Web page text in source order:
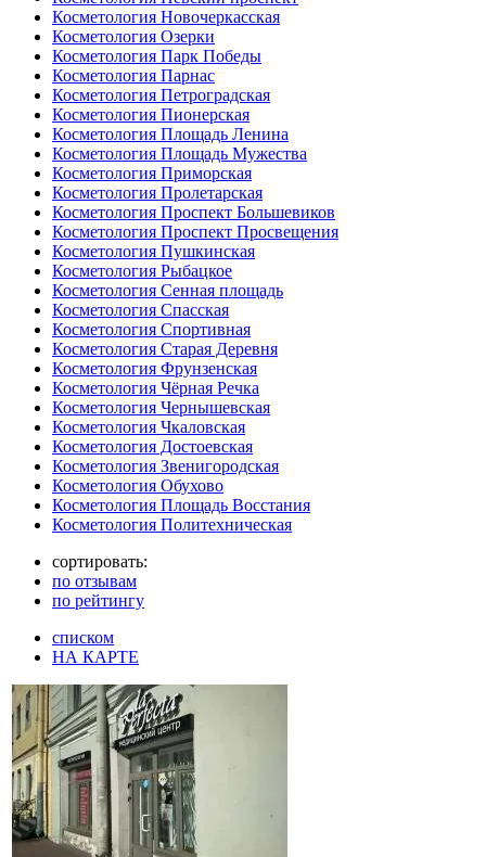
Косметология Новочеркасская
Косметология Озерки
Косметология Парк Победы
Косметология Парнас
Косметология Петроградская
Косметология Пионерская
Косметология Площадь Ленина
Косметология Площадь Мужества
Косметология Приморская
Косметология Пролетарская
Косметология Проспект Большевиков
Косметология Проспект Просвещения
Косметология Пушкинская
Косметология Рыбацкое
Косметология Сенная площадь
Косметология Спасская
Косметология Спортивная
Косметология Старая Деревня
Косметология Фрунзенская
Косметология Чёрная Речка
Косметология Чернышевская
Косметология Чкаловская
Косметология Достоевская
Косметология Звенигородская
Косметология Обухово
Косметология Площадь Восстания
Косметология Политехническая
сортировать:
по отзывам
по рейтингу
списком
НА КАРТЕ